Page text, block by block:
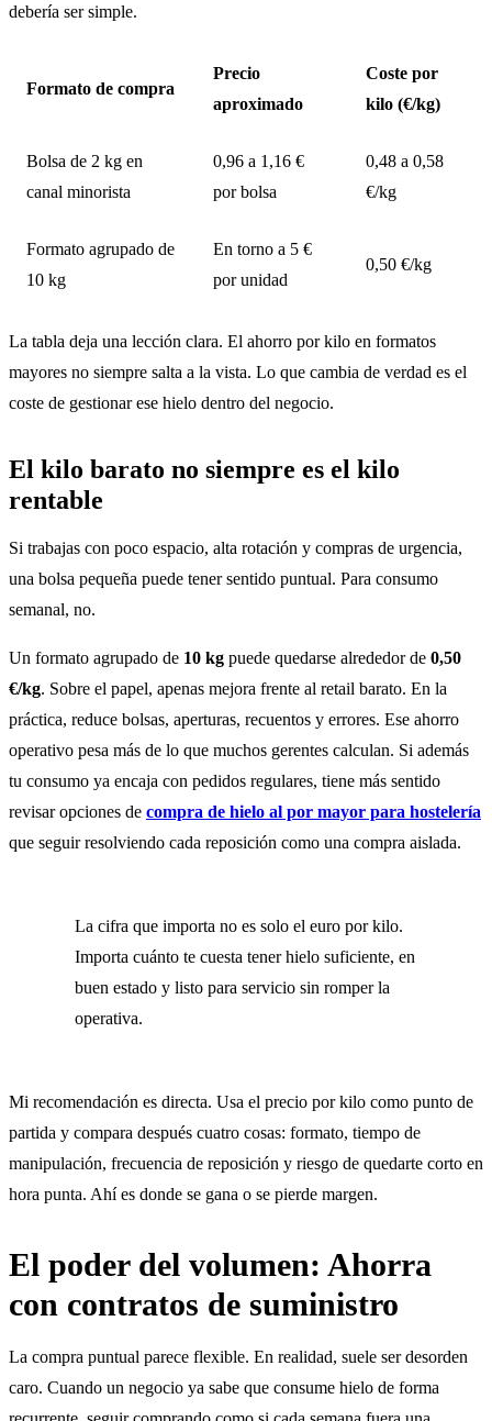
debería ser simple.
Formato de compra
Precio
aproximado
Coste por
kilo (€/kg)
Bolsa de 2 kg en
canal minorista
0,96 a 1,16 €
por bolsa
0,48 a 0,58
€/kg
Formato agrupado de
10 kg
En torno a 5 €
por unidad
0,50 €/kg
La tabla deja una lección clara. El ahorro por kilo en formatos
mayores no siempre salta a la vista. Lo que cambia de verdad es el
coste de gestionar ese hielo dentro del negocio.
El kilo barato no siempre es el kilo
rentable
Si trabajas con poco espacio, alta rotación y compras de urgencia,
una bolsa pequeña puede tener sentido puntual. Para consumo
semanal, no.
Un formato agrupado de 10 kg puede quedarse alrededor de 0,50
€/kg. Sobre el papel, apenas mejora frente al retail barato. En la
práctica, reduce bolsas, aperturas, recuentos y errores. Ese ahorro
operativo pesa más de lo que muchos gerentes calculan. Si además
tu consumo ya encaja con pedidos regulares, tiene más sentido
revisar opciones de compra de hielo al por mayor para hostelería
que seguir resolviendo cada reposición como una compra aislada.
La cifra que importa no es solo el euro por kilo.
Importa cuánto te cuesta tener hielo suficiente, en
buen estado y listo para servicio sin romper la
operativa.
Mi recomendación es directa. Usa el precio por kilo como punto de
partida y compara después cuatro cosas: formato, tiempo de
manipulación, frecuencia de reposición y riesgo de quedarte corto en
hora punta. Ahí es donde se gana o se pierde margen.
El poder del volumen: Ahorra
con contratos de suministro
La compra puntual parece flexible. En realidad, suele ser desorden
caro. Cuando un negocio ya sabe que consume hielo de forma